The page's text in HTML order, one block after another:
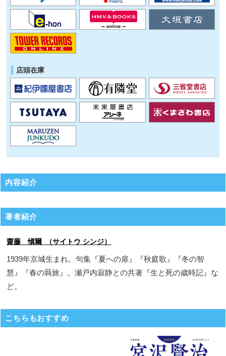
店頭在庫
内容紹介
著者紹介
齋藤 愼爾 （サイトウ シンジ）
1939年京城生まれ。句集『夏への扉』『秋庭歌』『冬の智
慧』『春の羇旅』。瀬戸内寂静との共著『生と死の歳時記』な
ど。
こちらもおすすめ